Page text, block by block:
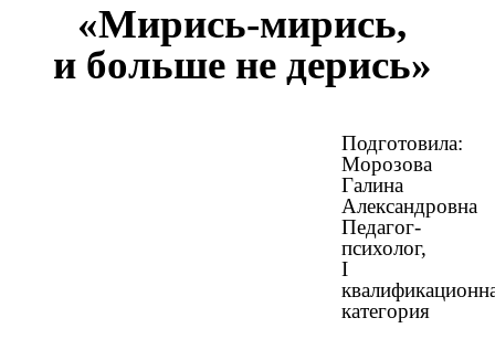
«Мирись-мирись,
и больше не дерись»
Подготовила:
Морозова
Галина
Александровна
Педагог-
психолог,
I
категория